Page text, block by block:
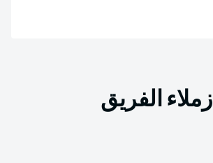
زملاء الفريق